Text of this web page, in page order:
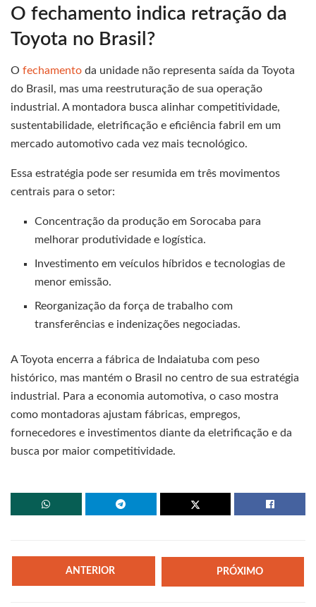
O fechamento indica retração da
Toyota no Brasil?
O fechamento da unidade não representa saída da Toyota
do Brasil, mas uma reestruturação de sua operação
industrial. A montadora busca alinhar competitividade,
sustentabilidade, eletrificação e eficiência fabril em um
mercado automotivo cada vez mais tecnológico.
Essa estratégia pode ser resumida em três movimentos
centrais para o setor:
Concentração da produção em Sorocaba para
melhorar produtividade e logística.
Investimento em veículos híbridos e tecnologias de
menor emissão.
Reorganização da força de trabalho com
transferências e indenizações negociadas.
A Toyota encerra a fábrica de Indaiatuba com peso
histórico, mas mantém o Brasil no centro de sua estratégia
industrial. Para a economia automotiva, o caso mostra
como montadoras ajustam fábricas, empregos,
fornecedores e investimentos diante da eletrificação e da
busca por maior competitividade.
ANTERIOR PRÓXIMO